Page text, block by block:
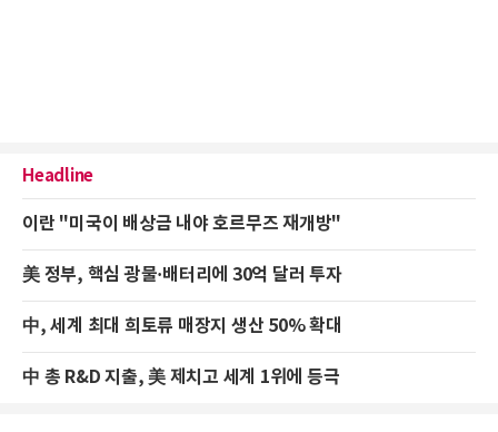
Headline
이란 "미국이 배상금 내야 호르무즈 재개방"
美 정부, 핵심 광물·배터리에 30억 달러 투자
中, 세계 최대 희토류 매장지 생산 50% 확대
中 총 R&D 지출, 美 제치고 세계 1위에 등극